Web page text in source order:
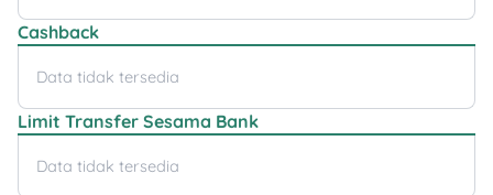
Cashback
Data tidak tersedia
Limit Transfer Sesama Bank
Data tidak tersedia